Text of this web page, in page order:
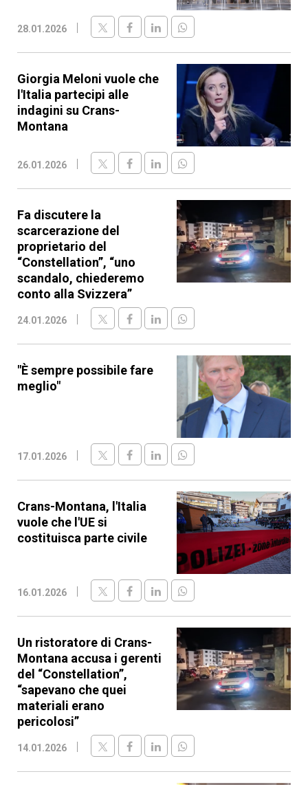
28.01.2026
Giorgia Meloni vuole che
l'Italia partecipi alle
indagini su Crans-
Montana
26.01.2026
Fa discutere la
scarcerazione del
proprietario del
“Constellation”, “uno
scandalo, chiederemo
conto alla Svizzera”
24.01.2026
"È sempre possibile fare
meglio"
17.01.2026
Crans-Montana, l'Italia
vuole che l'UE si
costituisca parte civile
16.01.2026
Un ristoratore di Crans-
Montana accusa i gerenti
del “Constellation”,
“sapevano che quei
materiali erano
pericolosi”
14.01.2026